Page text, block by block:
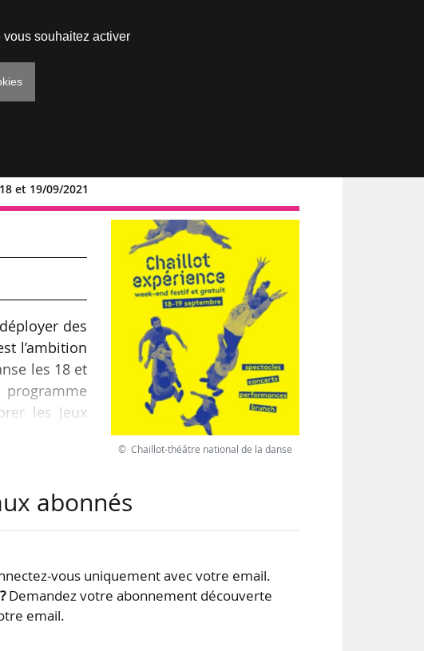
et 19/09/2021
des
l’ambition
les 18 et
les Jeux
et concerts,
© Chaillot-théâtre national de la danse
abonnés
vous uniquement avec votre email.
Demandez votre abonnement découverte
email.
souhaitez activer